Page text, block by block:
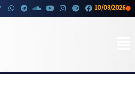
10/08/2026